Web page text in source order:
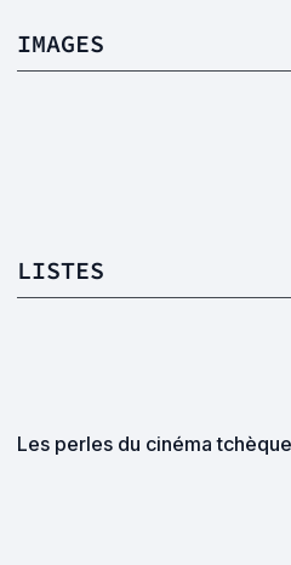
IMAGES
LISTES
Les perles du cinéma tchèque